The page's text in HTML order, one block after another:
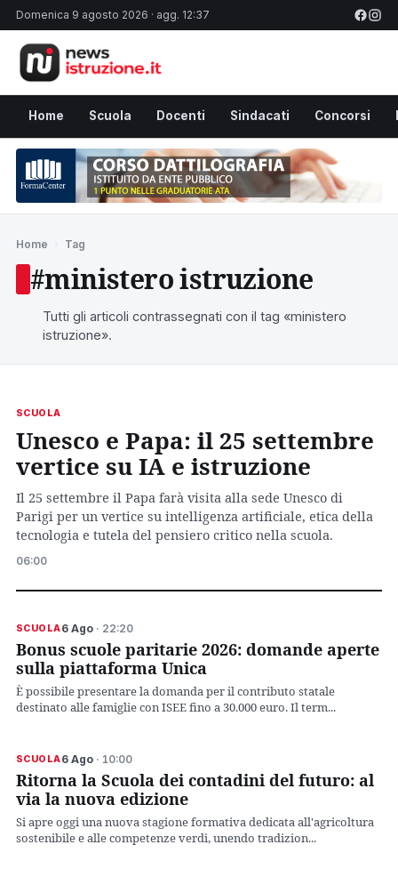
Domenica 9 agosto 2026 · agg. 12:37
Home Scuola Docenti Sindacati Concorsi
Home Tag
#ministero istruzione
Tutti gli articoli contrassegnati con il tag «ministero
istruzione».
SCUOLA
Unesco e Papa: il 25 settembre
vertice su IA e istruzione
Il 25 settembre il Papa farà visita alla sede Unesco di
Parigi per un vertice su intelligenza artificiale, etica della
tecnologia e tutela del pensiero critico nella scuola.
06:00
SCUOLA6 Ago· 22:20
Bonus scuole paritarie 2026: domande aperte
sulla piattaforma Unica
È possibile presentare la domanda per il contributo statale
destinato alle famiglie con ISEE fino a 30.000 euro. Il term...
SCUOLA6 Ago· 10:00
Ritorna la Scuola dei contadini del futuro: al
via la nuova edizione
Si apre oggi una nuova stagione formativa dedicata all'agricoltura
sostenibile e alle competenze verdi, unendo tradizion...